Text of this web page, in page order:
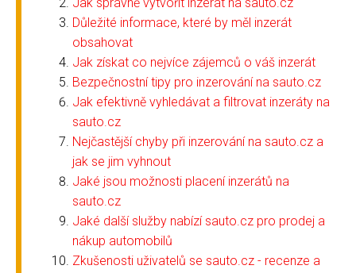
Důležité informace, které by měl inzerát
obsahovat
Jak získat co nejvíce zájemců o váš inzerát
Bezpečnostní tipy pro inzerování na sauto.cz
Jak efektivně vyhledávat a filtrovat inzeráty na
sauto.cz
Nejčastější chyby při inzerování na sauto.cz a
jak se jim vyhnout
Jaké jsou možnosti placení inzerátů na
sauto.cz
Jaké další služby nabízí sauto.cz pro prodej a
nákup automobilů
Zkušenosti uživatelů se sauto.cz - recenze a